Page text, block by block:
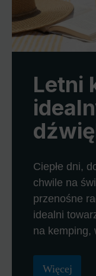
Letni
Ciepłe dni,
chwile na
przenośne
idealni
na kemping,
Więcej